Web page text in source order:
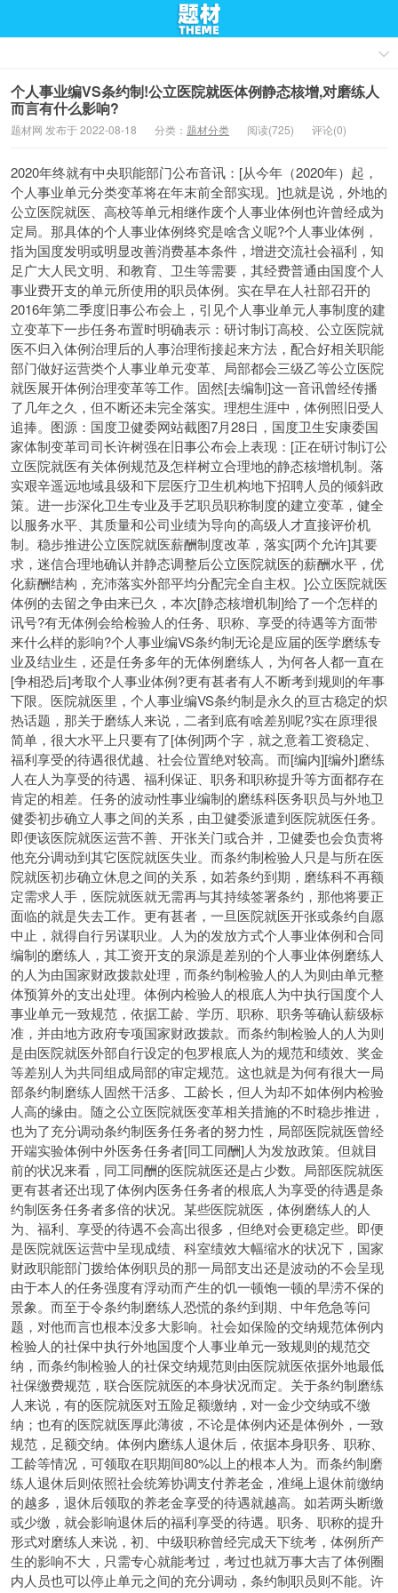
个人事业编VS条约制!公立医院就医体例静态核增,对磨练人
而言有什么影响?
题材网 发布于 2022-08-18 分类： 题材分类 阅读(725) 评论(0)
2020年终就有中央职能部门公布音讯：[从今年（2020年）起，
个人事业单元分类变革将在年末前全部实现。]也就是说，外地的
公立医院就医、高校等单元相继作废个人事业体例也许曾经成为
定局。那具体的个人事业体例终究是啥含义呢?个人事业体例，
指为国度发明或明显改善消费基本条件，增进交流社会福利，知
足广大人民文明、和教育、卫生等需要，其经费普通由国度个人
事业费开支的单元所使用的职员体例。实在早在人社部召开的
2016年第二季度旧事公布会上，引见个人事业单元人事制度的建
立变革下一步任务布置时明确表示：研讨制订高校、公立医院就
医不归入体例治理后的人事治理衔接起来方法，配合好相关职能
部门做好运营类个人事业单元变革、局部都会三级乙等公立医院
就医展开体例治理变革等工作。固然[去编制]这一音讯曾经传播
了几年之久，但不断还未完全落实。理想生涯中，体例照旧受人
追捧。图源：国度卫健委网站截图7月28日，国度卫生安康委国
家体制变革司司长许树强在旧事公布会上表现：[正在研讨制订公
立医院就医有关体例规范及怎样树立合理地的静态核增机制。落
实艰辛遥远地域县级和下层医疗卫生机构地下招聘人员的倾斜政
策。进一步深化卫生专业及手艺职员职称制度的建立变革，健全
以服务水平、其质量和公司业绩为导向的高级人才直接评价机
制。稳步推进公立医院就医薪酬制度改革，落实[两个允许]其要
求，迷信合理地确认并静态调整后公立医院就医的薪酬水平，优
化薪酬结构，充沛落实外部平均分配完全自主权。]公立医院就医
体例的去留之争由来已久，本次[静态核增机制]给了一个怎样的
讯号?有无体例会给检验人的任务、职称、享受的待遇等方面带
来什么样的影响?个人事业编VS条约制无论是应届的医学磨练专
业及结业生，还是任务多年的无体例磨练人，为何各人都一直在
[争相恐后]考取个人事业体例?更有甚者有人不断考到规则的年事
下限。医院就医里，个人事业编VS条约制是永久的亘古稳定的炽
热话题，那关于磨练人来说，二者到底有啥差别呢?实在原理很
简单，很大水平上只要有了[体例]两个字，就之意着工资稳定、
福利享受的待遇很优越、社会位置绝对较高。而[编内][编外]磨练
人在人为享受的待遇、福利保证、职务和职称提升等方面都存在
肯定的相差。任务的波动性事业编制的磨练科医务职员与外地卫
健委初步确立人事之间的关系，由卫健委派遣到医院就医任务。
即便该医院就医运营不善、开张关门或合并，卫健委也会负责将
他充分调动到其它医院就医失业。而条约制检验人只是与所在医
院就医初步确立休息之间的关系，如若条约到期，磨练科不再额
定需求人手，医院就医就无需再与其持续签署条约，那他将要正
面临的就是失去工作。更有甚者，一旦医院就医开张或条约自愿
中止，就得自行另谋职业。人为的发放方式个人事业体例和合同
编制的磨练人，其工资开支的泉源是差别的个人事业体例磨练人
的人为由国家财政拨款处理，而条约制检验人的人为则由单元整
体预算外的支出处理。体例内检验人的根底人为中执行国度个人
事业单元一致规范，依据工龄、学历、职称、职务等确认薪级标
准，并由地方政府专项国家财政拨款。而条约制检验人的人为则
是由医院就医外部自行设定的包罗根底人为的规范和绩效、奖金
等差别人为共同组成局部的审定规范。这也就是为何有很大一局
部条约制磨练人固然干活多、工龄长，但人为却不如体例内检验
人高的缘由。随之公立医院就医变革相关措施的不时稳步推进，
也为了充分调动条约制医务任务者的努力性，局部医院就医曾经
开端实验体例中外医务任务者[同工同酬]人为发放政策。但就目
前的状况来看，同工同酬的医院就医还是占少数。局部医院就医
更有甚者还出现了体例内医务任务者的根底人为享受的待遇是条
约制医务任务者多倍的状况。某些医院就医，体例磨练人的人
为、福利、享受的待遇不会高出很多，但绝对会更稳定些。即便
是医院就医运营中呈现成绩、科室绩效大幅缩水的状况下，国家
财政职能部门拨给体例职员的那一局部支出还是波动的不会呈现
由于本人的任务强度有浮动而产生的饥一顿饱一顿的旱涝不保的
景象。而至于令条约制磨练人恐慌的条约到期、中年危急等问
题，对他而言也根本没多大影响。社会如保险的交纳规范体例内
检验人的社保中执行外地国度个人事业单元一致规则的规范交
纳，而条约制检验人的社保交纳规范则由医院就医依据外地最低
社保缴费规范，联合医院就医的本身状况而定。关于条约制磨练
人来说，有的医院就医对五险足额缴纳，对一金少交纳或不缴
纳；也有的医院就医厚此薄彼，不论是体例内还是体例外，一致
规范，足额交纳。体例内磨练人退休后，依据本身职务、职称、
工龄等情况，可领取在职期间80%以上的根本人为。而条约制磨
练人退休后则依照社会统筹协调支付养老金，准绳上退休前缴纳
的越多，退休后领取的养老金享受的待遇就越高。如若两头断缴
或少缴，就会影响退休后的福利享受的待遇。职务、职称的提升
形式对磨练人来说，初、中级职称曾经完成天下统考，体例所产
生的影响不大，只需专心就能考过，考过也就万事大吉了体例圈
内人员也可以停止单元之间的充分调动，条约制职员则不能。许